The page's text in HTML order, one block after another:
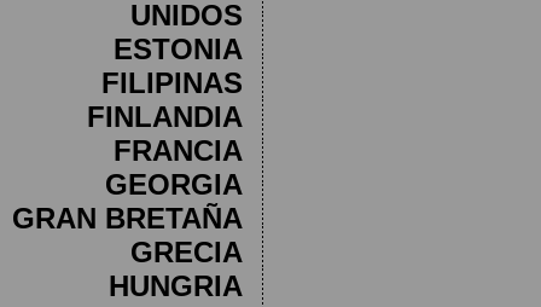
UNIDOS
ESTONIA
FILIPINAS
FINLANDIA
FRANCIA
GEORGIA
GRAN BRETAÑA
GRECIA
HUNGRIA